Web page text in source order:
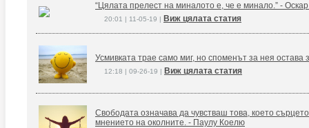
“Цялата прелест на миналото е, че е минало.” -
20:01 | 11-05-19 | Виж цялата статия
Усмивката трае само миг, но споменът за нея остава
12:18 | 09-26-19 | Виж цялата статия
Свободата означава да чувстваш това, което
мнението на околните. - Паулу Коелю